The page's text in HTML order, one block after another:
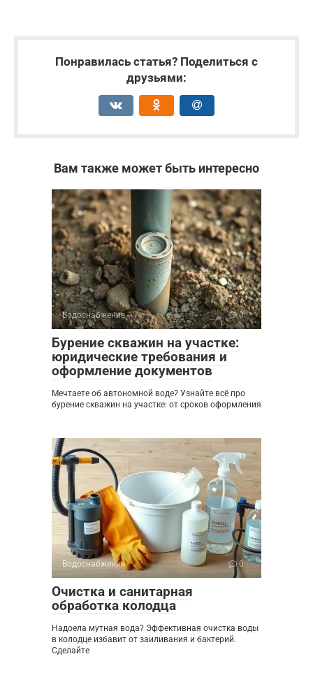
Понравилась статья? Поделиться с
друзьями:
Вам также может быть интересно
Водоснабжение 0
Бурение скважин на участке:
юридические требования и
оформление документов
Мечтаете об автономной воде? Узнайте всё про
бурение скважин на участке: от сроков оформления
Водоснабжение 0
Очистка и санитарная
обработка колодца
Надоела мутная вода? Эффективная очистка воды
в колодце избавит от заиливания и бактерий.
Сделайте